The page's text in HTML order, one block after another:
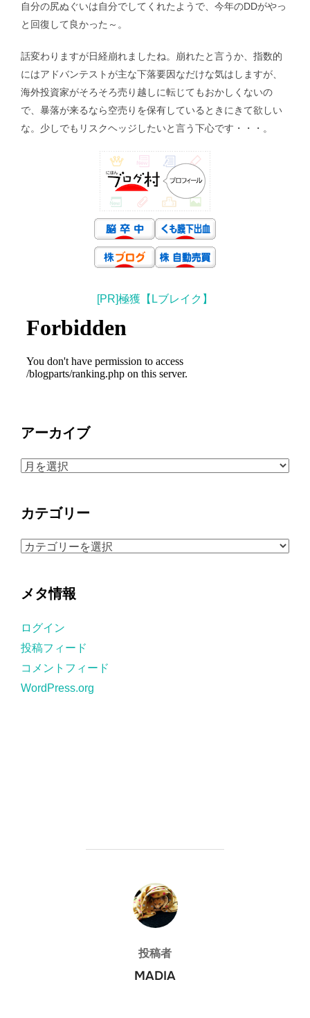
自分の尻ぬぐいは自分でしてくれたようで、今年のDDがやっ
と回復して良かった～。
話変わりますが日経崩れましたね。崩れたと言うか、指数的
にはアドバンテストが主な下落要因なだけな気はしますが、
海外投資家がそろそろ売り越しに転じてもおかしくないの
で、暴落が来るなら空売りを保有しているときにきて欲しい
な。少しでもリスクヘッジしたいと言う下心です・・・。
[PR]極獲【Lブレイク】
アーカイブ
ア
ブ
カテゴリー
カ
ー
メタ情報
ログイン
投稿フィード
コメントフィード
WordPress.org
投稿者
投稿者
MADIA